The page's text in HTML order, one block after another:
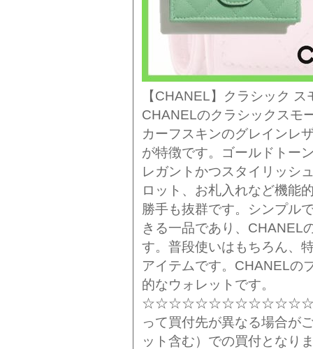
【CHANEL】クラシック
CHANELのクラシックスモ
カーフスキンのグレインレ
が特徴です。ゴールドトー
レガントかつスタイリッシ
ロット、お札入れなど機能
勝手も抜群です。シンプル
きる一品であり、CHANEL
す。普段使いはもちろん、
アイテムです。CHANELの
的なウォレットです。
って買付先が異なる場合が
ット含む）での買付となり